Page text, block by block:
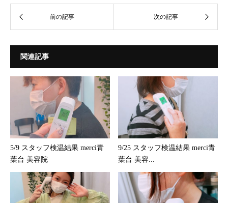
関連記事
5/9 スタッフ検温結果 merci青
葉台 美容院
9/25 スタッフ検温結果 merci青
葉台 美容...